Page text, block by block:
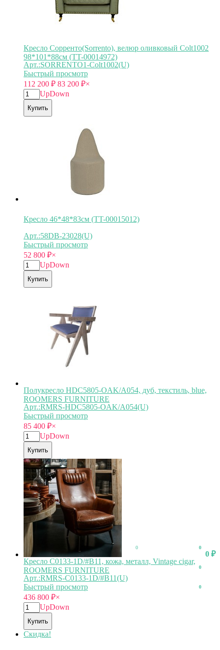
0
0 ₽
0
0
0
Кресло Сорренто(Sorrento), велюр оливковый Colt1002
98*101*88см (TT-00014972)
Арт.:SORRENTO1-Colt1002(U)
Быстрый просмотр
112 200 ₽ 83 200 ₽×
UpDown
Купить
Кресло 46*48*83см (TT-00015012)
Арт.:58DB-23028(U)
Быстрый просмотр
52 800 ₽×
UpDown
Купить
Полукресло HDC5805-OAK/A054, дуб, текстиль, blue,
ROOMERS FURNITURE
Арт.:RMRS-HDC5805-OAK/A054(U)
Быстрый просмотр
85 400 ₽×
UpDown
Купить
Кресло C0133-1D/#B11, кожа, металл, Vintage cigar,
ROOMERS FURNITURE
Арт.:RMRS-C0133-1D/#B11(U)
Быстрый просмотр
436 800 ₽×
UpDown
Купить
Скидка!